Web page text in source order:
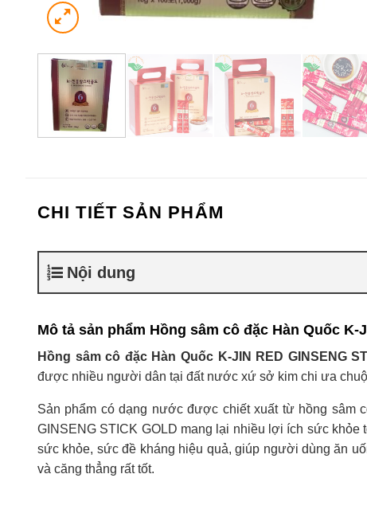
CHI TIẾT SẢN PHẨM
Nội dung
Mô tả sản phẩm Hồng sâm cô đặc Hàn Quốc K-
Hồng sâm cô đặc Hàn Quốc K-JIN RED GINSENG
được nhiều người dân tại đất nước xứ sở kim chi ưa
Sản phẩm có dạng nước được chiết xuất từ hồng sâm
GINSENG STICK GOLD mang lại nhiều lợi ích sức
sức khỏe, sức đề kháng hiệu quả, giúp người dùng ăn
và căng thẳng rất tốt.